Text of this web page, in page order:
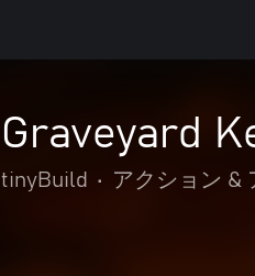
Graveyard
tinyBuild • アクション &